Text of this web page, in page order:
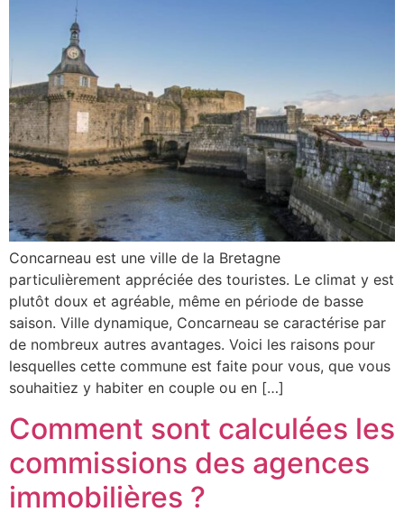
Concarneau est une ville de la Bretagne
particulièrement appréciée des touristes. Le climat y est
plutôt doux et agréable, même en période de basse
saison. Ville dynamique, Concarneau se caractérise par
de nombreux autres avantages. Voici les raisons pour
lesquelles cette commune est faite pour vous, que vous
souhaitiez y habiter en couple ou en […]
Comment sont calculées les
commissions des agences
immobilières ?